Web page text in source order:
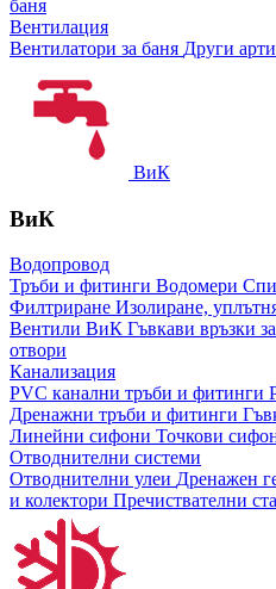
баня
Вентилация
Вентилатори за баня Други
ВиК
ВиК
Водопровод
Тръби и фитинги Водомери
Филтриране Изолиране,
Вентили ВиК Гъвкави връзки
отвори
Канализация
PVC канални тръби и фитинги
Дренажни тръби и фитинги
Линейни сифони Точкови
Отводнителни системи
Отводнителни улеи Дренажен
и колектори Пречиствателни